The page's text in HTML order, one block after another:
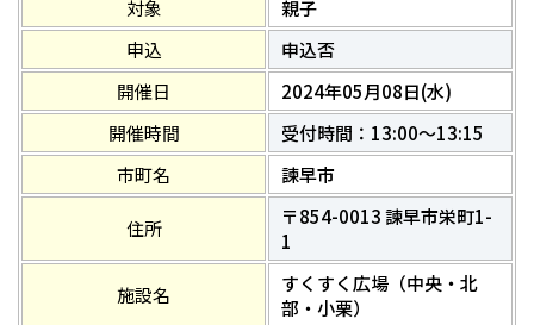
対象
親子
申込
申込否
開催日
2024年05月08日(水)
開催時間
受付時間：13:00～13:15
市町名
諫早市
住所
〒854-0013 諫早市栄町1-
1
施設名
すくすく広場（中央・北
部・小栗）